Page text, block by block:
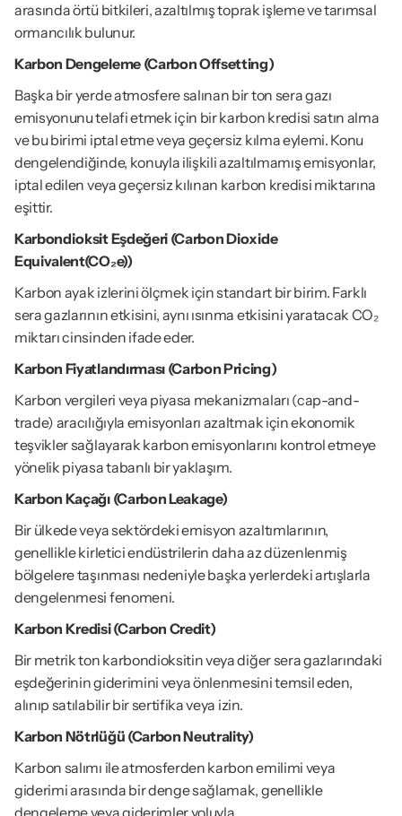
arasında örtü bitkileri, azaltılmış toprak işleme ve tarımsal
ormancılık bulunur.
Karbon Dengeleme (Carbon Offsetting)
Başka bir yerde atmosfere salınan bir ton sera gazı
emisyonunu telafi etmek için bir karbon kredisi satın alma
ve bu birimi iptal etme veya geçersiz kılma eylemi. Konu
dengelendiğinde, konuyla ilişkili azaltılmamış emisyonlar,
iptal edilen veya geçersiz kılınan karbon kredisi miktarına
eşittir.
Karbondioksit Eşdeğeri (Carbon Dioxide
Equivalent(CO₂e))
Karbon ayak izlerini ölçmek için standart bir birim. Farklı
sera gazlarının etkisini, aynı ısınma etkisini yaratacak CO₂
miktarı cinsinden ifade eder.
Karbon Fiyatlandırması (Carbon Pricing)
Karbon vergileri veya piyasa mekanizmaları (cap-and-
trade) aracılığıyla emisyonları azaltmak için ekonomik
teşvikler sağlayarak karbon emisyonlarını kontrol etmeye
yönelik piyasa tabanlı bir yaklaşım.
Karbon Kaçağı (Carbon Leakage)
Bir ülkede veya sektördeki emisyon azaltımlarının,
genellikle kirletici endüstrilerin daha az düzenlenmiş
bölgelere taşınması nedeniyle başka yerlerdeki artışlarla
dengelenmesi fenomeni.
Karbon Kredisi (Carbon Credit)
Bir metrik ton karbondioksitin veya diğer sera gazlarındaki
eşdeğerinin giderimini veya önlenmesini temsil eden,
alınıp satılabilir bir sertifika veya izin.
Karbon Nötrlüğü (Carbon Neutrality)
Karbon salımı ile atmosferden karbon emilimi veya
giderimi arasında bir denge sağlamak, genellikle
dengeleme veya giderimler yoluyla.